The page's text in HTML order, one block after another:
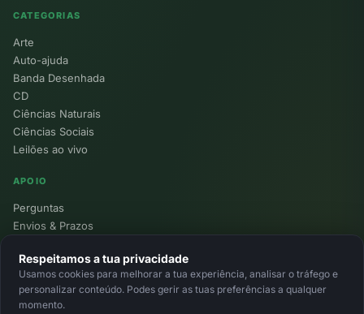
CATEGORIAS
Arte
Auto-ajuda
Banda Desenhada
CD
Ciências Naturais
Ciências Sociais
Leilões ao vivo
APOIO
Perguntas
Envios & Prazos
Devoluções
Minha Conta
Respeitamos a tua privacidade
Usamos cookies para melhorar a tua experiência, analisar o tráfego e
personalizar conteúdo. Podes gerir as tuas preferências a qualquer
momento.